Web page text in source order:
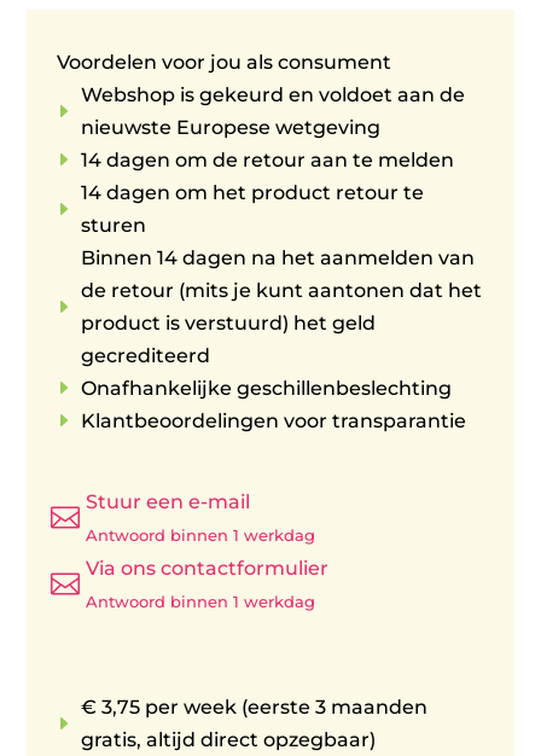
Voordelen voor jou als consument
E
Webshop is gekeurd en voldoet aan de
nieuwste Europese wetgeving
E 14 dagen om de retour aan te melden
E
14 dagen om het product retour te
sturen
E
Binnen 14 dagen na het aanmelden van
de retour (mits je kunt aantonen dat het
product is verstuurd) het geld
gecrediteerd
E Onafhankelijke geschillenbeslechting
E Klantbeoordelingen voor transparantie

Stuur een e-mail
Antwoord binnen 1 werkdag

Via ons contactformulier
Antwoord binnen 1 werkdag
E
€ 3,75 per week (eerste 3 maanden
gratis, altijd direct opzegbaar)